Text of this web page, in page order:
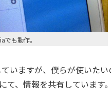
でも動作。
いますが、僕らが使いた
て、情報を共有しています